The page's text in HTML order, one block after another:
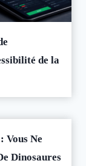
de la
Vous Ne
Dinosaures